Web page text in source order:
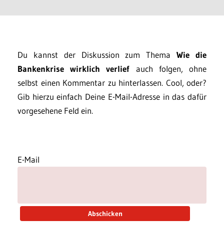
Du kannst der Diskussion zum ThemaWie die
Bankenkrise wirklich verlief auch folgen, ohne
selbst einen Kommentar zu hinterlassen. Cool, oder?
Gib hierzu einfach Deine E-Mail-Adresse in das dafür
vorgesehene Feld ein.
E-Mail